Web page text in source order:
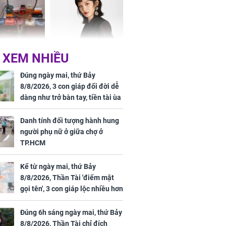
Thúy:
theo "lô",
gái biệt thự
"nốt nhạc"
Triệu Lệ Dĩnh liên tiếp
được Kim Ưng ưu ái,
đãi ngộ đặc biệt gây
chú ý
đối tượng
ở
NHIỀU
Đúng ngày mai, thứ Bảy
8/8/2026, 3 con giáp đổi đời dễ
dàng như trở bàn tay, tiền tài ùa
tới, ngồi không lộc cũng đến,
phú quý theo tới già
Danh tính đối tượng hành hung
người phụ nữ ở giữa chợ ở
TP.HCM
Kể từ ngày mai, thứ Bảy
8/8/2026, Thần Tài 'điểm mặt
gọi tên', 3 con giáp lộc nhiều hơn
sông, tài vận sáng như trăng
Rằm, chính thức hết khổ
Đúng 6h sáng ngày mai, thứ Bảy
8/8/2026, Thần Tài chỉ đích